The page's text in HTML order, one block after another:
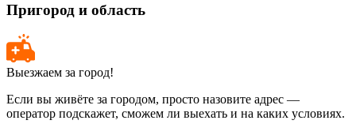
Пригород и область
Выезжаем за город!
Если вы живёте за городом, просто назовите адрес —
оператор подскажет, сможем ли выехать и на каких условиях.